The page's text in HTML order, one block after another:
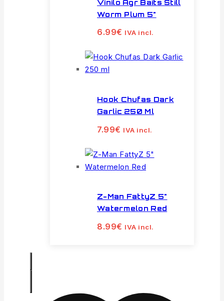
Vinilo Agr Baits Still
Worm Plum 5"
6.99€ IVA incl.
Hook Chufas Dark
Garlic 250 Ml
7.99€ IVA incl.
Z-Man FattyZ 5"
Watermelon Red
8.99€ IVA incl.